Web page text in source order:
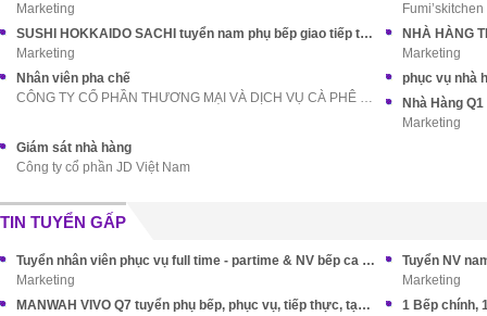
Marketing
Fumi’skitchen
SUSHI HOKKAIDO SACHI tuyển nam phụ bếp giao tiếp tiếng Nhật
Marketing
Marketing
Nhân viên pha chế
CÔNG TY CỔ PHẦN THƯƠNG MẠI VÀ DỊCH VỤ CÀ PHÊ LAB
phục vụ nhà
Marketing
Giám sát nhà hàng
Công ty cổ phần JD Việt Nam
TIN TUYỂN GẤP
Tuyển nhân viên phục vụ full time - partime & NV bếp ca đêm
Marketing
Tuyển NV
Marketing
MANWAH VIVO Q7 tuyển phụ bếp, phục vụ, tiếp thực, tạp vụ
1 Bếp chính,